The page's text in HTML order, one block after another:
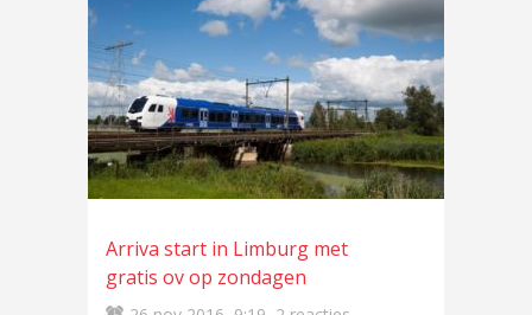
Arriva start in Limburg met
gratis ov op zondagen